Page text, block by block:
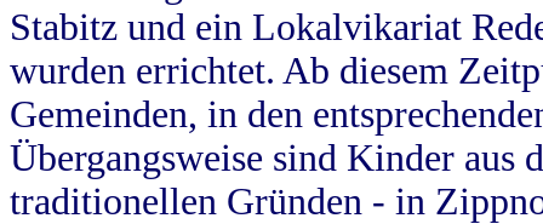
Stabitz und ein Lokalvikariat
wurden errichtet. Ab diesem
Gemeinden, in den
Übergangsweise sind Kinder aus
traditionellen Gründen - in